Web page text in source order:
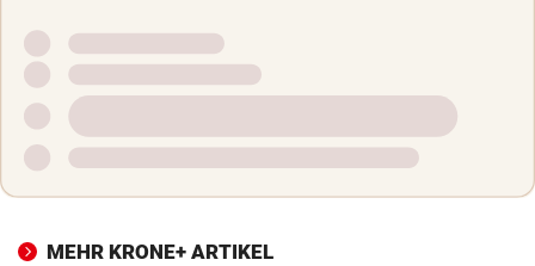
MEHR KRONE+ ARTIKEL